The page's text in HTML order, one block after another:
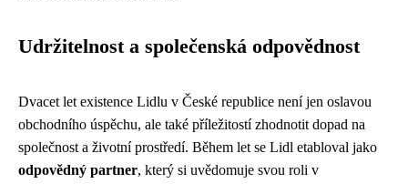
Udržitelnost a společenská odpovědnost
Dvacet let existence Lidlu v České republice není jen oslavou
obchodního úspěchu, ale také příležitostí zhodnotit dopad na
společnost a životní prostředí. Během let se Lidl etabloval jako
odpovědný partner, který si uvědomuje svou roli v